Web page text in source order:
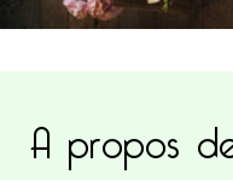
A propos